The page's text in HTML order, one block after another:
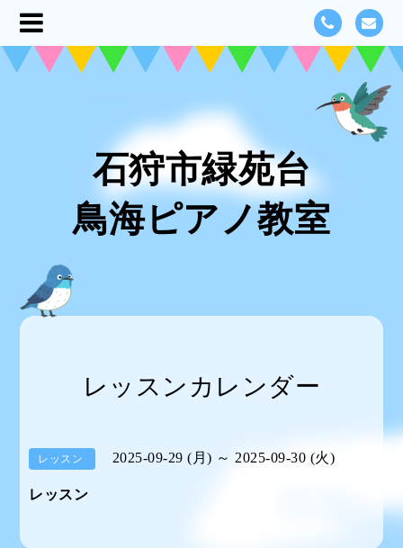
石狩市緑苑台
鳥海ピアノ教室
レッスンカレンダー
レッスン 2025-09-29 (月) ～ 2025-09-30 (火)
レッスン